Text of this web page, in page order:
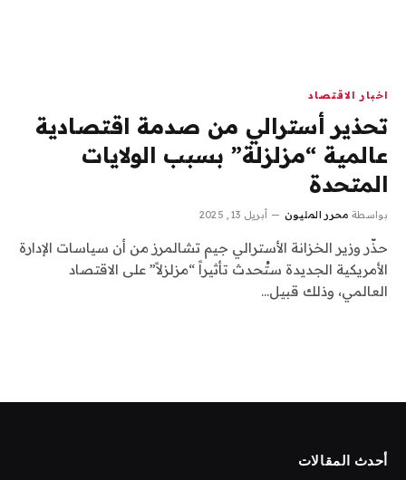
اخبار الاقتصاد
تحذير أسترالي من صدمة اقتصادية
عالمية “مزلزلة” بسبب الولايات
المتحدة
بواسطة محرر المليون أبريل 13, 2025
حذّر وزير الخزانة الأسترالي جيم تشالمرز من أن سياسات الإدارة
الأمريكية الجديدة ستُحدث تأثيراً “مزلزلاً” على الاقتصاد
العالمي، وذلك قبيل…
أحدث المقالات